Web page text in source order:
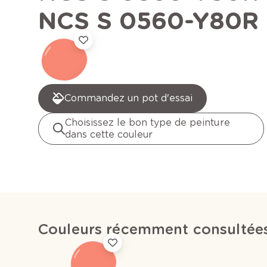
NCS S 0560-Y80R
Commandez un pot d'essai
Choisissez le bon type de peinture
dans cette couleur
Couleurs récemment